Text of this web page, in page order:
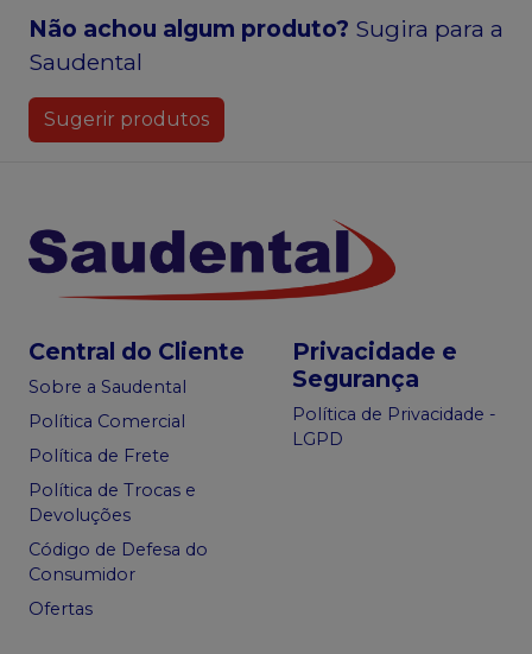
Não achou algum produto? Sugira para a
Saudental
Sugerir produtos
Central do Cliente
Sobre a Saudental
Política Comercial
Política de Frete
Política de Trocas e
Devoluções
Código de Defesa do
Consumidor
Ofertas
Privacidade e
Segurança
Política de Privacidade -
LGPD